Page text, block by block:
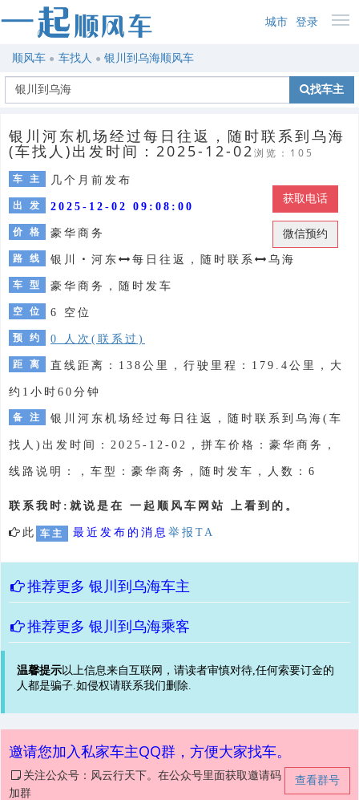
城市 登录
顺风车 车找人 银川到乌海顺风车
找车主
银川河东机场经过每日往返，随时联系到乌海
(车找人)出发时间：2025-12-02浏览：105
车 主 几个月前发布
出 发 2025-12-02 09:08:00
价 格 豪华商务
获取电话
微信预约
路 线 银川 ・ 河东 每日往返，随时联系 乌海
车 型 豪华商务，随时发车
空 位 6 空位
预 约 0 人次(联系过)
距 离 直线距离：138公里，行驶里程：179.4公里，大
约1小时60分钟
备 注 银川河东机场经过每日往返，随时联系到乌海(车
找人)出发时间：2025-12-02，拼车价格：豪华商务，
线路说明：，车型：豪华商务，随时发车，人数：6
联系我时:就说是在 一起顺风车网站 上看到的。
此 车主 最近发布的消息 举报TA
推荐更多 银川到乌海车主
推荐更多 银川到乌海乘客
温馨提示以上信息来自互联网，请读者审慎对待,任何索要订金的
人都是骗子.如侵权请联系我们删除.
邀请您加入私家车主QQ群，方便大家找车。
查看群号
关注公众号：风云行天下。在公众号里面获取邀请码
加群